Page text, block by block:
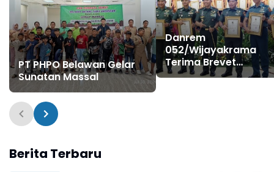
PT PHPO Belawan Gelar
Sunatan Massal
Danrem
052/Wijayakrama
Terima Brevet
Kehormatan Setia
Berita Terbaru